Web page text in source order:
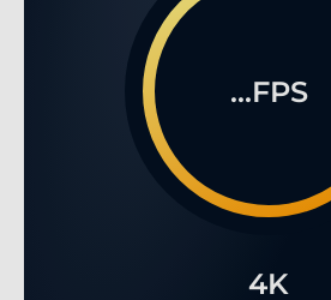
...FPS
4K